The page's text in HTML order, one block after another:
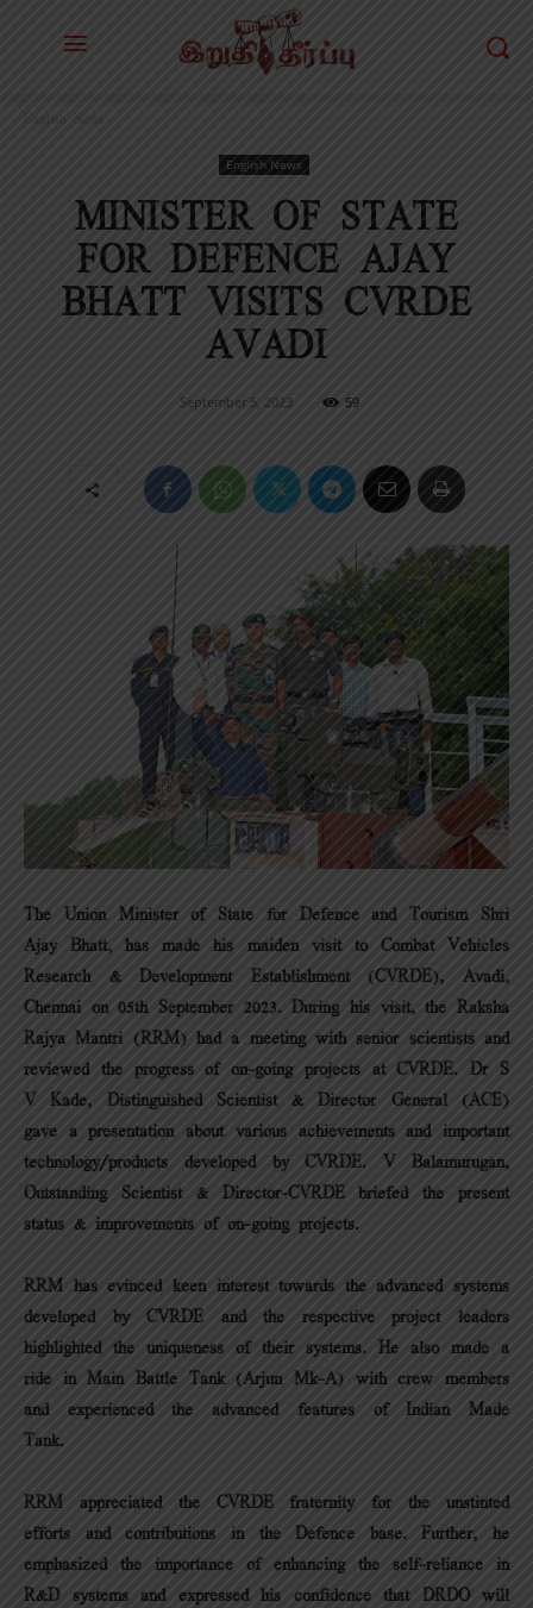
English News
English News
MINISTER OF STATE
FOR DEFENCE AJAY
BHATT VISITS CVRDE
AVADI
September 5, 2023 59
The Union Minister of State for Defence and Tourism Shri
Ajay Bhatt, has made his maiden visit to Combat Vehicles
Research & Development Establishment (CVRDE), Avadi,
Chennai on 05th September 2023. During his visit, the Raksha
Rajya Mantri (RRM) had a meeting with senior scientists and
reviewed the progress of on-going projects at CVRDE. Dr S
V Kade, Distinguished Scientist & Director General (ACE)
gave a presentation about various achievements and important
technology/products developed by CVRDE. V Balamurugan,
Outstanding Scientist & Director-CVRDE briefed the present
status & improvements of on-going projects.
RRM has evinced keen interest towards the advanced systems
developed by CVRDE and the respective project leaders
highlighted the uniqueness of their systems. He also made a
ride in Main Battle Tank (Arjun Mk-A) with crew members
and experienced the advanced features of Indian Made
Tank.
RRM appreciated the CVRDE fraternity for the unstinted
efforts and contributions in the Defence base. Further, he
emphasized the importance of enhancing the self-reliance in
R&D systems and expressed his confidence that DRDO will